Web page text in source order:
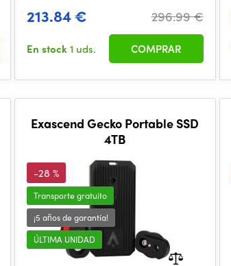
213.84 € 296.99 €
En stock1 uds. COMPRAR
Exascend Gecko Portable SSD
4TB
-28 %
Transporte gratuito
¡5 años de garantía!
ÚLTIMA UNIDAD